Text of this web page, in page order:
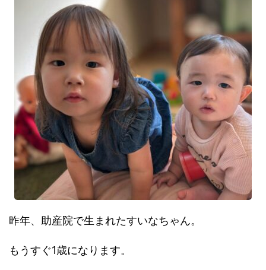
昨年、助産院で生まれたすいなちゃん。
もうすぐ1歳になります。